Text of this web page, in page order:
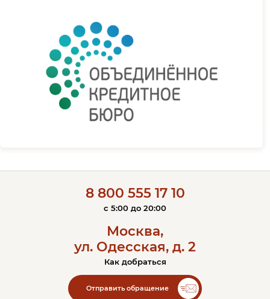
8 800 555 17 10
c 5:00 до 20:00
Москва,
ул. Одесская, д. 2
Как добраться
Отправить обращение